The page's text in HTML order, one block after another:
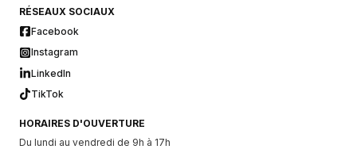
RÉSEAUX SOCIAUX
Facebook
Instagram
LinkedIn
TikTok
HORAIRES D'OUVERTURE
Du lundi au vendredi de 9h à 17h